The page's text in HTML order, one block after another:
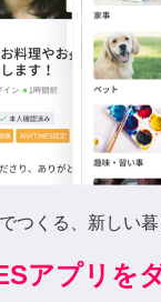
つくる、新しい暮
アプリを